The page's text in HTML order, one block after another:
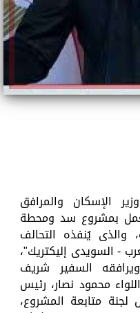
الإسكان والمرافق
بمشروع سد ومحطة
والذى يُنفذه التحالف
- السويدى إليكتريك"،
السفير شريف
محمود نصار، رئيس
لجنة متابعة المشروع،